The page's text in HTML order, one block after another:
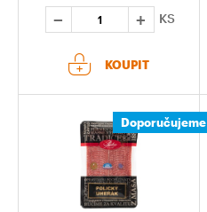
KS
KOUPIT
Doporučujeme